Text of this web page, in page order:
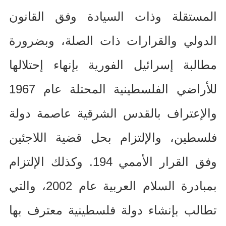
المستقلة وذات السيادة وفق القانون
الدولي والقرارات ذات الصلة، وبضرورة
مطالبة إسرائيل الفورية بإنهاء إحتلالها
للأراضي الفلسطينية المحتلة عام 1967
والإعتراف بالقدس الشرقية عاصمة دولة
فلسطين، والإلتزام بحل قضية اللاجئين
وفق القرار الأممي194.
وكذلك الإلتزام
بمبادرة السلام العربية عام 2002، والتي
تطالب بإنشاء دولة فلسطينية معترف بها